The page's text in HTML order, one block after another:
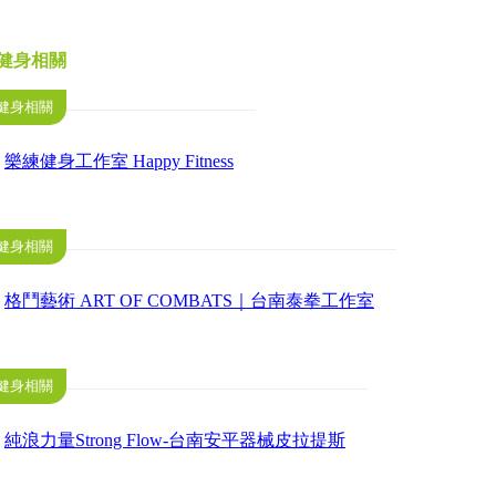
身相關
身相關
樂練健身工作室 Happy Fitness
身相關
格鬥藝術 ART OF COMBATS｜台南泰拳工作室
身相關
純浪力量Strong Flow-台南安平器械皮拉提斯